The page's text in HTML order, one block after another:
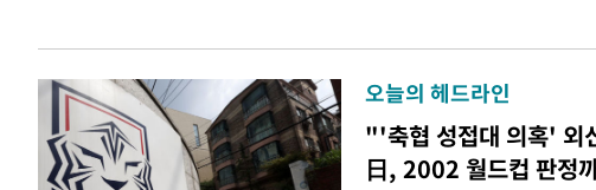
오늘의 헤드라인
"'축협 성접대 의혹' 외
日, 2002 월드컵 판정